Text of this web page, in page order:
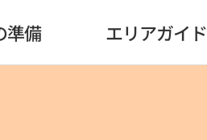
準備 エリアガイド